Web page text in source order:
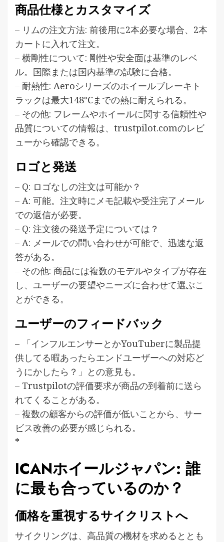
商品仕様とカスタマイズ
– リムの注文方法: 前後用に2本必要な場合、2本
カートに入れて注文。
– 横剛性について: 剛性や安全面は基準のレベ
ル。国際または国内基準の試験に合格。
– 耐熱性: Aeroシリーズのホイールブレーキト
ラックは最大148℃までの熱に耐えられる。
– その他: フレームやホイールに関する信頼性や
品質についての情報は、trustpilot.comのレビ
ューから確認できる。
ロゴと発送
– Q: ロゴなしの注文は可能か？
– A: 可能。注文時にメモ記載や受注完了メール
での返信が必要。
– Q: 注文後の発送予定については？
– A: メールでの問い合わせが可能で、迅速な返
答がある。
– その他: 商品には複数のモデルやタイプが存在
し、ユーザーの要望やニーズに合わせて選ぶこ
とができる。
ユーザーのフィードバック
– 「インフルエンサーとかYouTuberに製品提
供してる暇あったらエンドユーザーへの対応ど
うにかしたら？」との意見も。
– Trustpilotの評価要求が商品の到着前に送ら
れてくることがある。
– 複数の顧客からの評価が低いことから、サー
ビス改善の必要が感じられる。
*
ICANホイールジャパン: 誰
に最も合っているのか？
価格を重視するサイクリストへ
サイクリングは、高品質の機材を求めるととも